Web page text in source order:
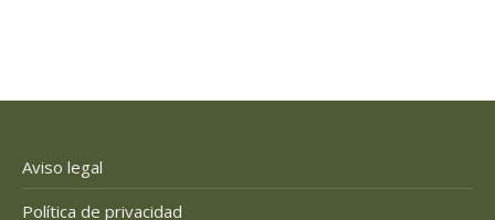
Aviso legal
Política de privacidad